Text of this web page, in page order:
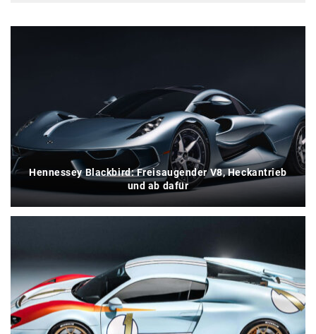
Hennessey Blackbird: Freisaugender V8, Heckantrieb
und ab dafür